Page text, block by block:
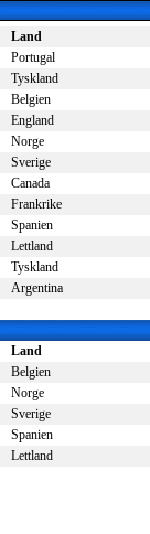
Land
Portugal
Tyskland
Belgien
England
Norge
Sverige
Canada
Frankrike
Spanien
Lettland
Tyskland
Argentina
Land
Belgien
Norge
Sverige
Spanien
Lettland